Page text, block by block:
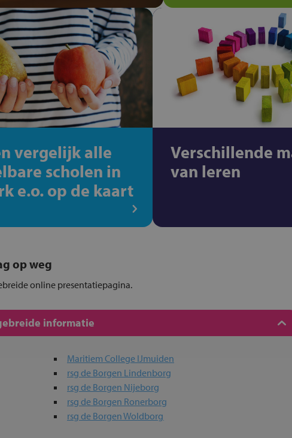
vergelijk alle
scholen in
e.o. op de kaart
Verschillende
van leren
op weg
online presentatiepagina.
informatie
Maritiem College IJmuiden
rsg de Borgen Lindenborg
rsg de Borgen Nijeborg
rsg de Borgen Ronerborg
rsg de Borgen Woldborg